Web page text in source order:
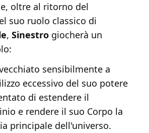
oltre al ritorno del
suo ruolo classico di
, Sinestro giocherà un
sensibilmente a
eccessivo del suo potere
di estendere il
e rendere il suo Corpo la
principale dell'universo.